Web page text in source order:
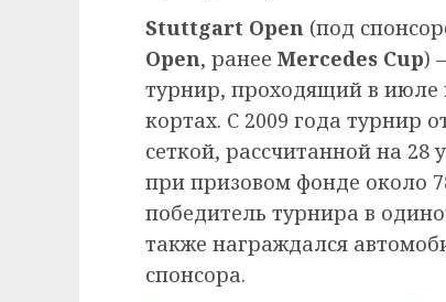
Stuttgart Open (под
Open, ранее Mercedes Cup)
турнир, проходящий в июле
кортах. С 2009 года турнир
сеткой, рассчитанной на 28
при призовом фонде около
победитель турнира в
также награждался
спонсора.